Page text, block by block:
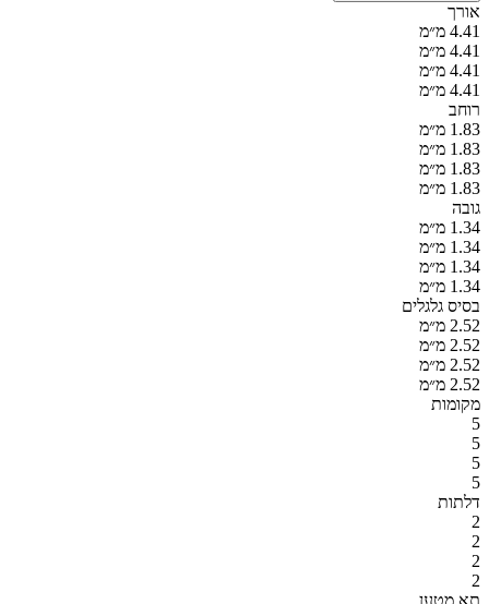
אורך
4.41 מ״מ
4.41 מ״מ
4.41 מ״מ
4.41 מ״מ
רוחב
1.83 מ״מ
1.83 מ״מ
1.83 מ״מ
1.83 מ״מ
גובה
1.34 מ״מ
1.34 מ״מ
1.34 מ״מ
1.34 מ״מ
בסיס גלגלים
2.52 מ״מ
2.52 מ״מ
2.52 מ״מ
2.52 מ״מ
מקומות
5
5
5
5
דלתות
2
2
2
2
תא מטען